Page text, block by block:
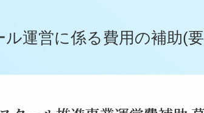
ル運営に係る費用の補助(